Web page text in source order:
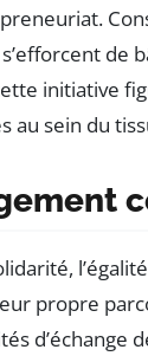
de
initiative
au sein du
propre
d’échange